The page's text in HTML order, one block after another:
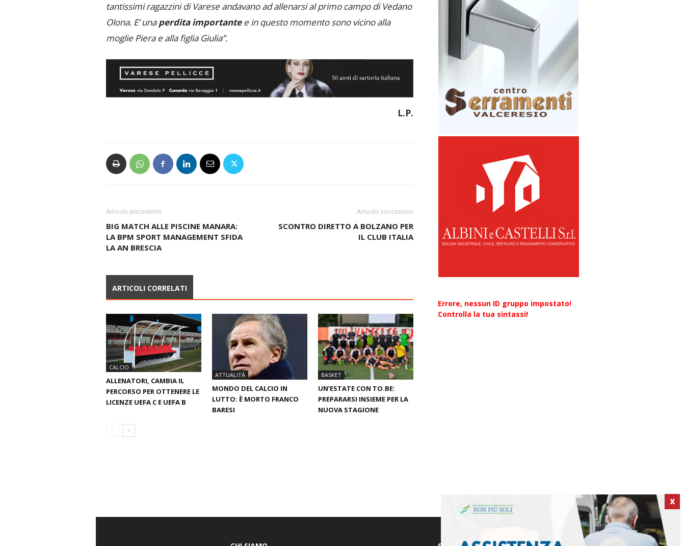
tantissimi ragazzini di Varese andavano ad allenarsi al primo campo di Vedano
Olona. E’ unaperdita importantee in questo momento sono vicino alla
moglie Piera e alla figlia Giulia”.
L.P.
Articolo precedente
BIG MATCH ALLE PISCINE MANARA:
LA BPM SPORT MANAGEMENT SFIDA
LA AN BRESCIA
Articolo successivo
SCONTRO DIRETTO A BOLZANO PER
IL CLUB ITALIA
ARTICOLI CORRELATI
CALCIO
ALLENATORI, CAMBIA IL
PERCORSO PER OTTENERE LE
LICENZE UEFA C E UEFA B
ATTUALITÀ
MONDO DEL CALCIO IN
LUTTO: È MORTO FRANCO
BARESI
BASKET
UN’ESTATE CON TO.BE:
PREPARARSI INSIEME PER LA
NUOVA STAGIONE
Errore, nessun ID gruppo impostato!
Controlla la tua sintassi!
X